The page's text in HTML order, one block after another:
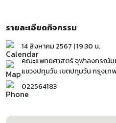
รายละเอียดกิจกรรม
14 สิงหาคม 2567 | 19:30 น.
คณะแพทยศาสตร์ จุฬาลงกรณ์ม
แขวงปทุมวัน เขตปทุมวัน กรุงเท
022564183